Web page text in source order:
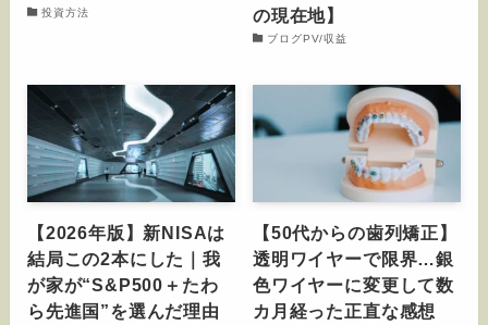
投資方法
の現在地】
ブログPV/収益
【2026年版】新NISAは
結局この2本にした｜我
が家が“S&P500＋たわ
ら先進国”を選んだ理由
【50代からの歯列矯正】
透明ワイヤーで限界…銀
色ワイヤーに変更して数
カ月経った正直な感想